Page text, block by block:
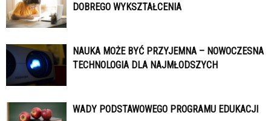
DOBREGO WYKSZTAŁCENIA
NAUKA MOŻE BYĆ PRZYJEMNA – NOWOCZESNA
TECHNOLOGIA DLA NAJMŁODSZYCH
WADY PODSTAWOWEGO PROGRAMU EDUKACJI